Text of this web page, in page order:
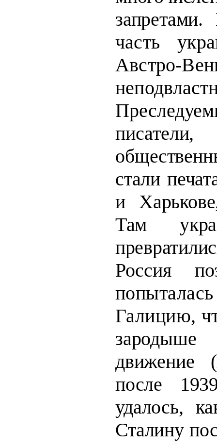
часть
Австро-
неподв
обще
стали
и
Там
Россия
Галицию,
движение
после
удалось,
Сталину